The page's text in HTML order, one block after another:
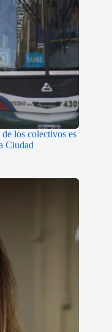
los colectivos es
Ciudad